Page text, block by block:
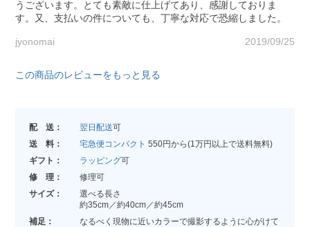
うございます。とても素敵に仕上げてあり、感謝しておりま
す。又、支払いの件についても、丁寧な対応で恐縮しました。
jyonomai 2019/09/25
この商品のレビューをもっと見る
配 送： 翌日配送可
送 料：
宅急便コンパクト 550円から(1万円以上で送料無料)
ギフト：
ラッピング可
修 理：
修理可
サイズ：
選べる長さ
約35cm／約40cm／約45cm
補足：
なるべく現物に近いカラーで撮影するように心がけて